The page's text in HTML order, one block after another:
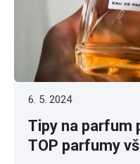
6. 5. 2024
Tipy na parfum
TOP parfumy